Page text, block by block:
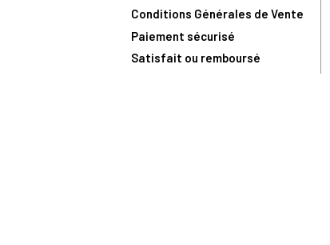
Conditions Générales de Vente
Paiement sécurisé
Satisfait ou remboursé